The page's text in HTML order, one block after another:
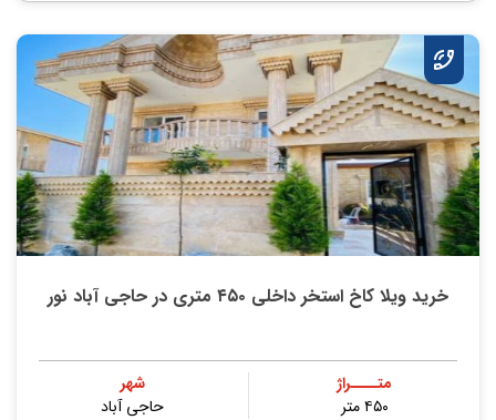
خرید ویلا کاخ استخر داخلی ۴۵۰ متری در حاجی آباد نور
متــــراژ
۴۵۰ متر
شهر
حاجی آباد